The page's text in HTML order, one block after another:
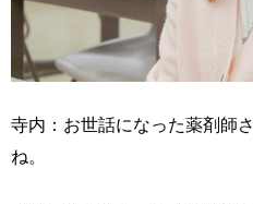
寺内：お世話になった薬剤師
ね。